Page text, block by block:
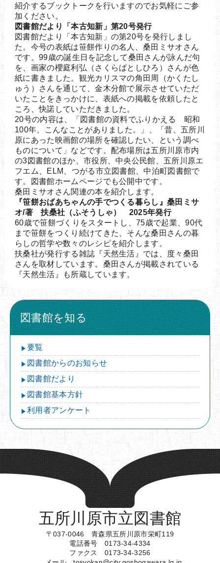
紹介するブックトークを行いますのでお気軽にご参
加ください。
図書館だより「本古知新」第20号発行
図書館だより「本古知新」の第20号を発行しまし
た。今号の表紙は笹餅作りの名人、桑田ミサオさん
です。99歳の誕生日を記念して桑田さんが詠んだ句
を、画家の櫻庭利弘（さくらばとしひろ）さんが色
紙に書きました。観光カリスマの角田周（かくたし
ゅう）さんを通じて、金木分館で展示させていただ
いたことをきっかけに、表紙への掲載を依頼したと
ころ、快諾していただきました。
20号の内容は、「図書館の資料でふりかえる 昭和
100年、こんなことがありました。」、「昔、五所川
原にあった映画館の場所を確認したい、という調べ
ものについて」などです。配布場所は五所川原市内
の3図書館のほか、市役所、中央公民館、五所川原エ
フエム、ELM、つがる市立図書館、中泊町図書館で
す。図書館ホームページでも公開中です。
桑田ミサオさん関連の本を紹介します。
『笹餅おばあちゃんの手でつくる暮らし』桑田ミサ
オ/著 扶桑社（ふそうしゃ） 2025年発行
60歳で笹餅づくりをスタートし、75歳で起業、90代
まで笹餅をつくり続けてきた、そんな桑田さんの暮
らしの哲学や数々のレシピを紹介します。
扶桑社が発行する雑誌『天然生活』では、度々桑田
さんを取材しています。桑田さんが掲載されている
『天然生活』も所蔵しています。
図書館を知る
要覧
図書館からのお知らせ
図書館だより
図書館基本方針
利用者アンケート
五所川原市立図書館
〒037-0046 青森県五所川原市栄町119
電話番号 0173-34-4334
ファクス 0173-34-3256